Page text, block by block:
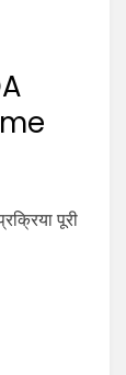
पूरी